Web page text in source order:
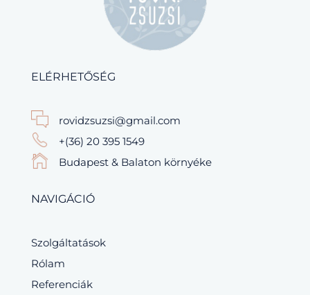
ELÉRHETŐSÉG
rovidzsuzsi@gmail.com
+(36) 20 395 1549
Budapest & Balaton környéke
NAVIGÁCIÓ
Szolgáltatások
Rólam
Referenciák